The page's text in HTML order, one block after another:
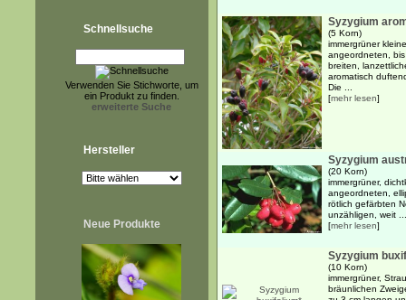
Schnellsuche
Verwenden Sie Stichworte, um
ein Produkt zu finden.
erweiterte Suche
Hersteller
Neue Produkte
Syzygium
(5 Korn)
immergrüner
angeordneten,
breiten,
aromatisch
Die ...
[mehr lesen]
Syzygium
(20 Korn)
immergrüner,
angeordneten,
rötlich gefärbten
unzähligen, weit ...
[mehr lesen]
Syzygium
(10 Korn)
immergrüner,
bräunlichen